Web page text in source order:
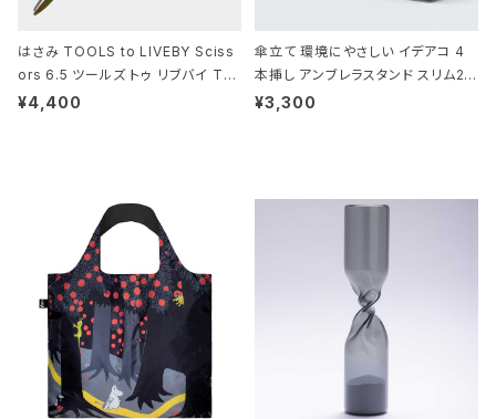
はさみ TOOLS to LIVEBY Sciss
ors 6.5 ツールズ トゥ リブバイ TL
010 シザーズ 6.5 ゴールド
¥4,400
傘立て 環境にやさしい イデアコ 4
本挿し アンブレラスタンド スリム2 i
deaco Umbrella Stand slim2 s
¥3,300